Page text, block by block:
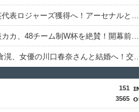
チェルシー、英代表ロジャーズ獲得へ！アーセナルとの争奪戦を制す 移籍金は英国人史上最高額の1億1700万ポンド（約256億円）
元ブラジル代表カカ、48チーム制W杯を絶賛！開幕前の不安を一蹴「多すぎると思っていたが退屈な試合は一つもなかった」
日本代表DF板倉滉、女優の川口春奈さんと結婚へ
151
3565